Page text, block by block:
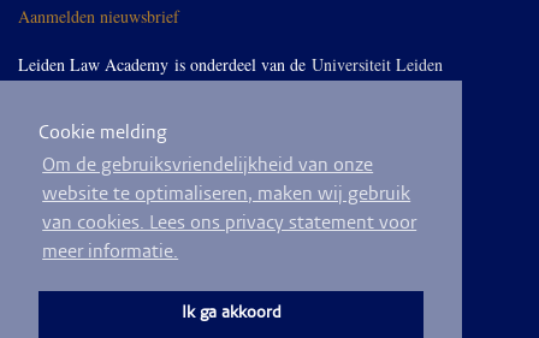
Cookie melding
Om de gebruiksvriendelijkheid van onze
website te optimaliseren, maken wij gebruik
van cookies. Lees ons privacy statement voor
meer informatie.
Ik ga akkoord
Aanmelden nieuwsbrief
Leiden Law Academy is onderdeel van de Universiteit Leiden
Volg ons op LinkedIn
© 2026
Privacyverklaring
Algemene voorwaarden
Sitemap